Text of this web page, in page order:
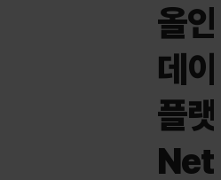
올
데
플